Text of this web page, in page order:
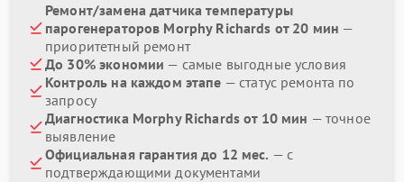
Ремонт/замена датчика температуры
парогенераторов Morphy Richards от 20 мин —
приоритетный ремонт
До 30% экономии — самые выгодные условия
Контроль на каждом этапе — статус ремонта по
запросу
Диагностика Morphy Richards от 10 мин — точное
выявление
Официальная гарантия до 12 мес. — с
подтверждающими документами